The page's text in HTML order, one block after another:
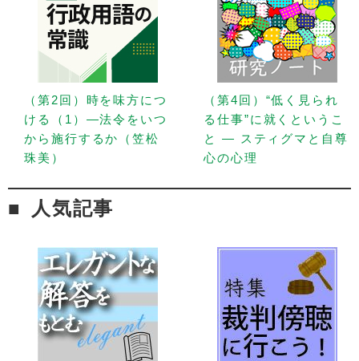
（第2回）時を味方につ
ける（1）—法令をいつ
から施行するか（笠松
珠美）
（第4回）“低く見られ
る仕事”に就くというこ
と — スティグマと自尊
心の心理
人気記事